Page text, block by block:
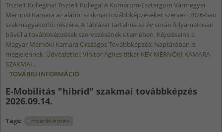
Tisztelt Kollegina! Tisztelt Kollega! A Komárom-Esztergom Vármegyei
Mérnöki Kamara az alábbi szakmai továbbképzéseket szervezi 2026-ban
szakmagyakorlói részére. A táblázat tartalma az év során folyamatosan
bővül a továbbképzések szervezésének ütemében. Képzéseink a
Magyar Mérnöki Kamara Országos Továbbképzési Naptárában is
megjelennek. Üdvözlettel: Vinitor Ágnes titkár KEV MÉRNÖKI KAMARA
SZAKMAI...
TOVÁBBI INFORMÁCIÓ
E-Mobilitás "hibrid" szakmai továbbképzés
2026.09.14.
Tags: továbbképzés